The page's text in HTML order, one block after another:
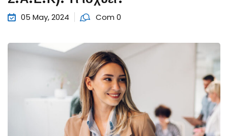
05 May, 2024 Com 0